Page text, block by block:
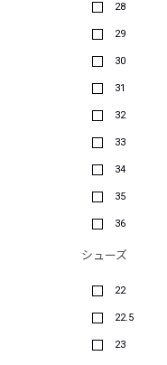
28
29
30
31
32
33
34
35
36
シューズ
22
22.5
23